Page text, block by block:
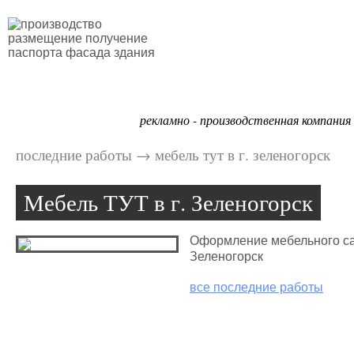
рекламно - производственная компания
последние работы → мебель тут в г. зеленогорск
Мебель ТУТ в г. Зеленогорск
Оформление мебельного
Зеленогорск
все последние работы